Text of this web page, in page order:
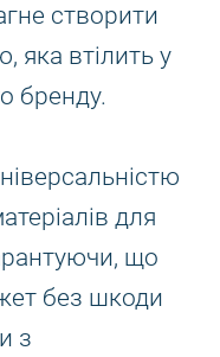
створити
яка втілить у
бренду.
для
що
без шкоди
з